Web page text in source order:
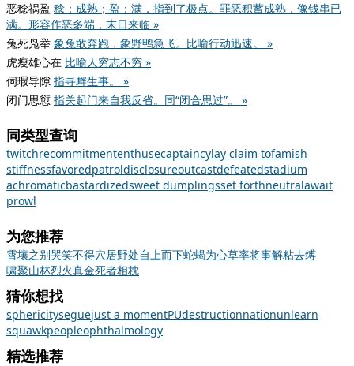
恶稔祸盈 稔：成熟；盈：满，指到了极点。罪恶积蓄成熟，像钱串已
满。形容作恶多端，末日来临 »
兔死凫举 象兔敢奔跑，象野鸭急飞。比喻行动迅速。 »
虎瘦雄心在 比喻人穷志不穷 »
伺瑕导隙 指寻衅生事。 »
闭门思愆 指关起门来自我反省。同“闭合思过”。 »
同类型查询
twitchrecommitmententhusecaptaincylay claim tofamish
stiffnessfavoredpatroldisclosureoutcastdefeatedstadium
achromaticbastardizedsweet dumplingsset forthneutralawait
prowl
为您推荐
霄壤之别哭笑不得穴居野处自上而下蛇蝎为心草率将事解粘去缚
啸聚山林烈火真金死者相枕
猜你想找
sphericityseguejust a momentPUdestructionnationunlearn
squawkpeopleophthalmology
精选推荐